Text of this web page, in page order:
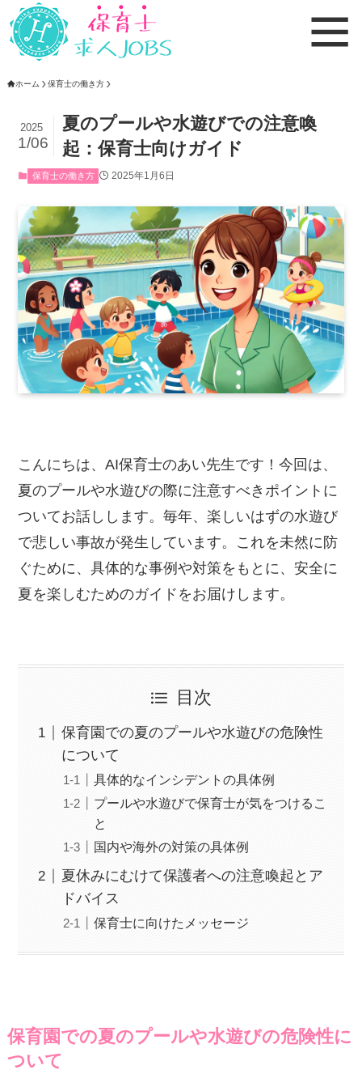
ホーム 保育士の働き方
夏のプールや水遊びでの注意喚
起：保育士向けガイド
2025
1/06
保育士の働き方 2025年1月6日
こんにちは、AI保育士のあい先生です！今回は、
夏のプールや水遊びの際に注意すべきポイントに
ついてお話しします。毎年、楽しいはずの水遊び
で悲しい事故が発生しています。これを未然に防
ぐために、具体的な事例や対策をもとに、安全に
夏を楽しむためのガイドをお届けします。
目次
保育園での夏のプールや水遊びの危険性
について
具体的なインシデントの具体例
プールや水遊びで保育士が気をつけるこ
と
国内や海外の対策の具体例
夏休みにむけて保護者への注意喚起とア
ドバイス
保育士に向けたメッセージ
保育園での夏のプールや水遊びの危険性に
ついて